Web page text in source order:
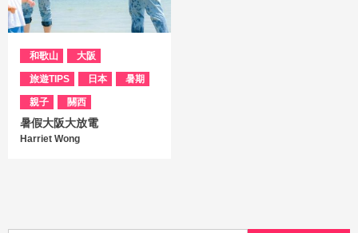
和歌山 大阪
旅遊TIPS 日本 暑期
親子 關西
暑假大阪大放電
Harriet Wong